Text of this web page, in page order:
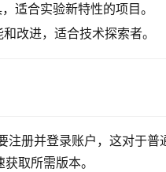
适合实验新特性的项目。
改进，适合技术探索者。
册并登录账户，这对于
取所需版本。